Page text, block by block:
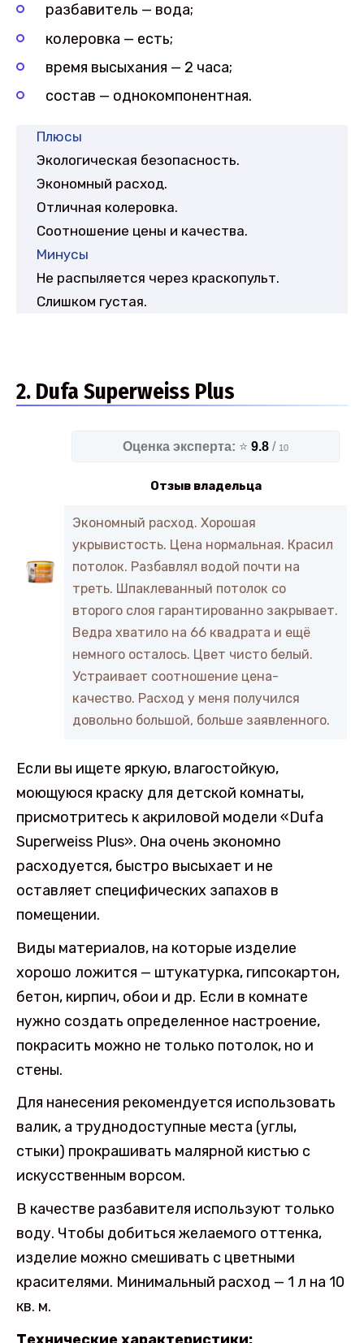
разбавитель — вода;
колеровка — есть;
время высыхания — 2 часа;
состав — однокомпонентная.
Плюсы
Экологическая безопасность.
Экономный расход.
Отличная колеровка.
Соотношение цены и качества.
Минусы
Не распыляется через краскопульт.
Слишком густая.
2. Dufa Superweiss Plus
Оценка эксперта: ⭐ 9.8 / 10
Отзыв владельца
Экономный расход. Хорошая
укрывистость. Цена нормальная. Красил
потолок. Разбавлял водой почти на
треть. Шпаклеванный потолок со
второго слоя гарантированно закрывает.
Ведра хватило на 66 квадрата и ещё
немного осталось. Цвет чисто белый.
Устраивает соотношение цена-
качество. Расход у меня получился
довольно большой, больше заявленного.
Если вы ищете яркую, влагостойкую,
моющуюся краску для детской комнаты,
присмотритесь к акриловой модели «Dufa
Superweiss Plus». Она очень экономно
расходуется, быстро высыхает и не
оставляет специфических запахов в
помещении.
Виды материалов, на которые изделие
хорошо ложится — штукатурка, гипсокартон,
бетон, кирпич, обои и др. Если в комнате
нужно создать определенное настроение,
покрасить можно не только потолок, но и
стены.
Для нанесения рекомендуется использовать
валик, а труднодоступные места (углы,
стыки) прокрашивать малярной кистью с
искусственным ворсом.
В качестве разбавителя используют только
воду. Чтобы добиться желаемого оттенка,
изделие можно смешивать с цветными
красителями. Минимальный расход — 1 л на 10
кв. м.